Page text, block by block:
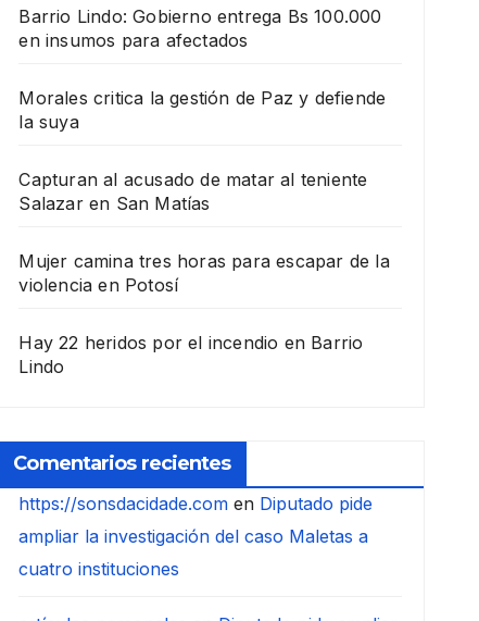
Barrio Lindo: Gobierno entrega Bs 100.000
en insumos para afectados
Morales critica la gestión de Paz y defiende
la suya
Capturan al acusado de matar al teniente
Salazar en San Matías
Mujer camina tres horas para escapar de la
violencia en Potosí
Hay 22 heridos por el incendio en Barrio
Lindo
Comentarios recientes
https://sonsdacidade.com en Diputado pide
ampliar la investigación del caso Maletas a
cuatro instituciones